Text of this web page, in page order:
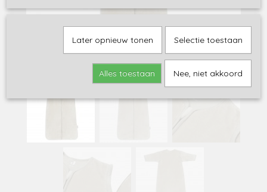
Later opnieuw tonen Selectie toestaan
Alles toestaan Nee, niet akkoord